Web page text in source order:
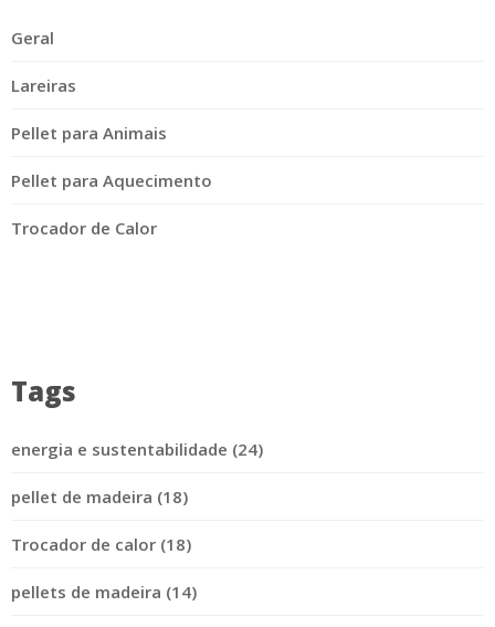
Geral
Lareiras
Pellet para Animais
Pellet para Aquecimento
Trocador de Calor
Tags
energia e sustentabilidade (24)
pellet de madeira (18)
Trocador de calor (18)
pellets de madeira (14)